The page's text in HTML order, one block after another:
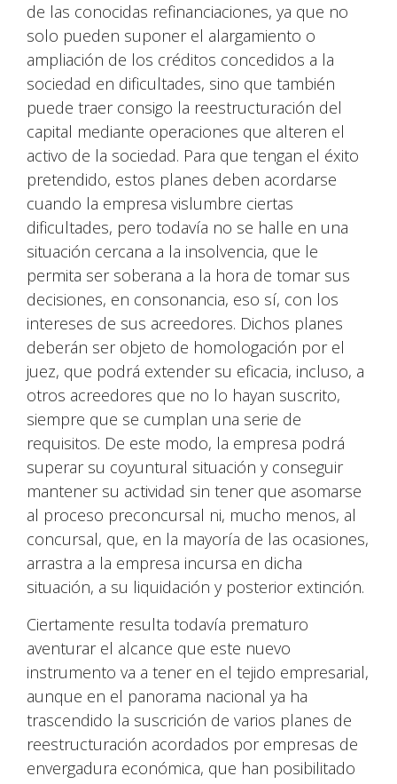
de las conocidas refinanciaciones, ya que no
solo pueden suponer el alargamiento o
ampliación de los créditos concedidos a la
sociedad en dificultades, sino que también
puede traer consigo la reestructuración del
capital mediante operaciones que alteren el
activo de la sociedad. Para que tengan el éxito
pretendido, estos planes deben acordarse
cuando la empresa vislumbre ciertas
dificultades, pero todavía no se halle en una
situación cercana a la insolvencia, que le
permita ser soberana a la hora de tomar sus
decisiones, en consonancia, eso sí, con los
intereses de sus acreedores. Dichos planes
deberán ser objeto de homologación por el
juez, que podrá extender su eficacia, incluso, a
otros acreedores que no lo hayan suscrito,
siempre que se cumplan una serie de
requisitos. De este modo, la empresa podrá
superar su coyuntural situación y conseguir
mantener su actividad sin tener que asomarse
al proceso preconcursal ni, mucho menos, al
concursal, que, en la mayoría de las ocasiones,
arrastra a la empresa incursa en dicha
situación, a su liquidación y posterior extinción.
Ciertamente resulta todavía prematuro
aventurar el alcance que este nuevo
instrumento va a tener en el tejido empresarial,
aunque en el panorama nacional ya ha
trascendido la suscrición de varios planes de
reestructuración acordados por empresas de
envergadura económica, que han posibilitado